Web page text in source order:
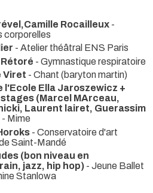
Rocailleux -
corporelles
- Atelier théâtral ENS Paris
- Gymnastique respiratoire
Viret - Chant (baryton martin)
l'Ecole Ella Jaroszewicz +
(Marcel MArceau,
Laurent lairet, Guerassim
- Mime
- Conservatoire d'art
Saint-Mandé
(bon niveau en
jazz, hip hop) - Jeune Ballet
Stanlowa